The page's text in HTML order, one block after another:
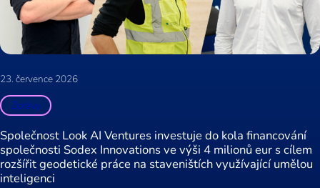
23. července 2026
Zprávy
Společnost Look AI Ventures investuje do kola financování
společnosti Sodex Innovations ve výši 4 milionů eur s cílem
rozšířit geodetické práce na staveništích využívající umělou
inteligenci